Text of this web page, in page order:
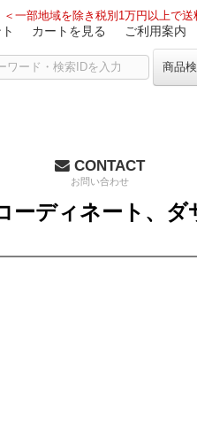
一部地域を除き税別1万円以上で送
カートを見る ご利用案内
商品
CONTACT
お問い合わせ
ーディネート、ダ